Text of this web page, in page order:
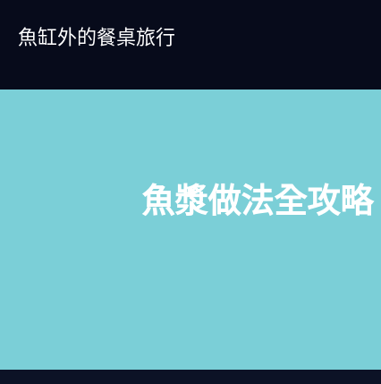
魚缸外的餐桌旅行
魚漿做法全攻